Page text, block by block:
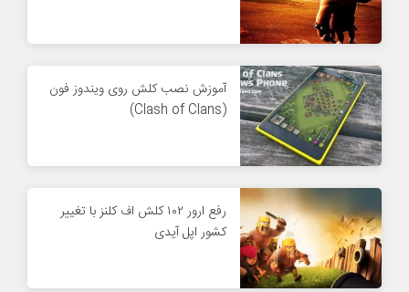
آموزش نصب کلش روی ویندوز فون
(Clash of Clans)
رفع ارور ۱۰۲ کلش اف کلنز با تغییر
کشور اپل آیدی